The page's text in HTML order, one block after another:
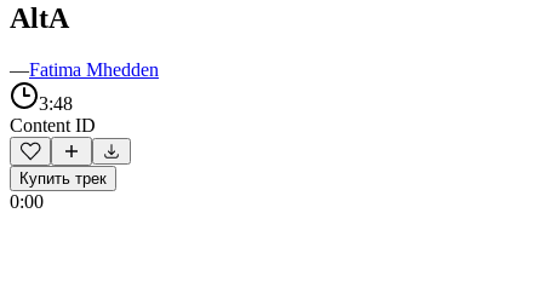
AltA
—Fatima Mhedden
3:48
Content ID
Купить трек
0:00